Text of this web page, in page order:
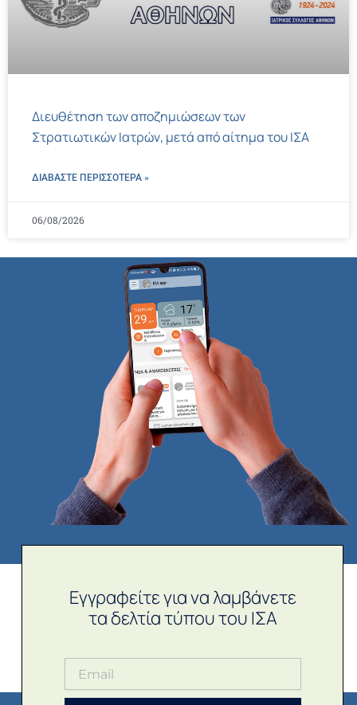
Διευθέτηση των αποζημιώσεων των
Στρατιωτικών Ιατρών, μετά από αίτημα του ΙΣΑ
ΔΙΑΒΑΣΤΕ ΠΕΡΙΣΣΌΤΕΡΑ »
06/08/2026
Εγγραφείτε για να λαμβάνετε
τα δελτία τύπου του ΙΣΑ